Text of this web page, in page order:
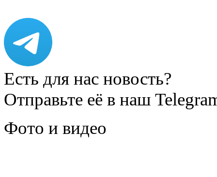
Есть для нас новость?
Отправьте её в наш
Фото и видео